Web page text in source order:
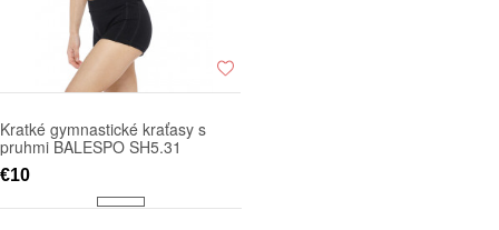
Kratké gymnastické kraťasy s
pruhmi BALESPO SH5.31
€10